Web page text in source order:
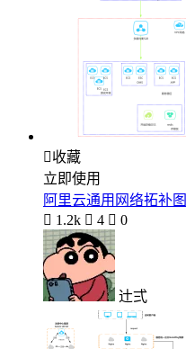
收藏
立即使用
阿里云通用网络拓补图
 1.2k  4  0
辻弍